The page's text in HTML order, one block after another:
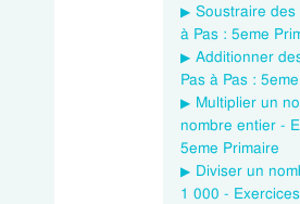
Soustraire
à Pas : 5eme
Additionner
Pas à Pas :
Multiplier un
nombre entier -
5eme Primaire
Diviser un
1 000 -